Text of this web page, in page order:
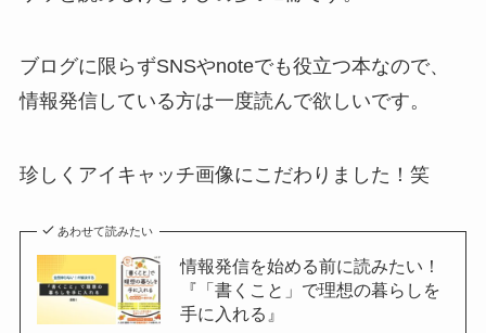
ブログに限らずSNSやnoteでも役立つ本なので、
情報発信している方は一度読んで欲しいです。
珍しくアイキャッチ画像にこだわりました！笑
あわせて読みたい
情報発信を始める前に読みたい！
『「書くこと」で理想の暮らしを
手に入れる』